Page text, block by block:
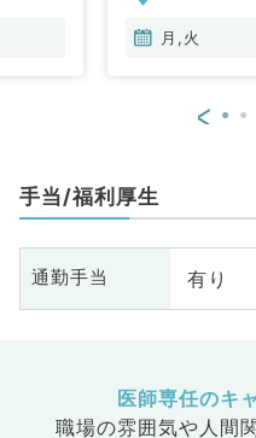
月,火
<
手当/福利厚生
通勤手当 有り
医師専任のキ
職場の雰囲気や人間関